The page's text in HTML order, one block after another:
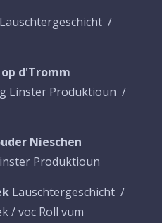
Lauschtergeschicht /
d'Tromm
Linster Produktioun /
Nieschen
Produktioun
Lauschtergeschicht /
/ voc Roll vum